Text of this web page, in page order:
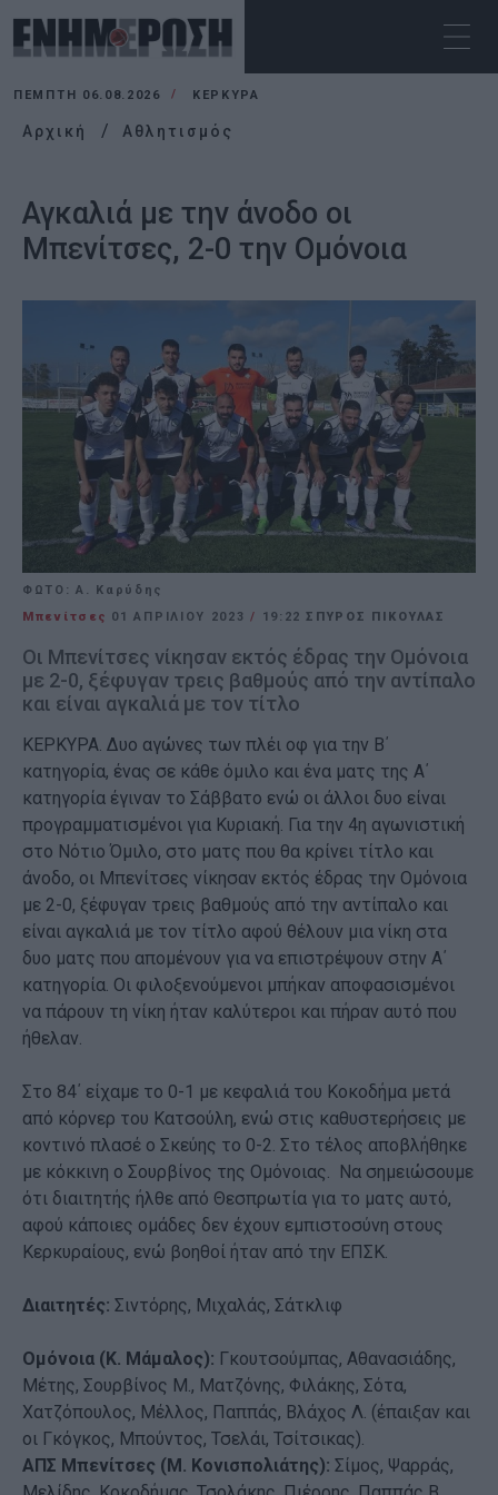
ΠΈΜΠΤΗ 06.08.2026 ΚΕΡΚΥΡΑ
Αρχική Αθλητισμός
Αγκαλιά με την άνοδο οι
Μπενίτσες, 2-0 την Ομόνοια
ΦΩΤΟ: Α. Καρύδης
Μπενίτσες 01 ΑΠΡΙΛΊΟΥ 2023/ 19:22 ΣΠΥΡΟΣ ΠΙΚΟΥΛΑΣ
Οι Μπενίτσες νίκησαν εκτός έδρας την Ομόνοια
με 2-0, ξέφυγαν τρεις βαθμούς από την αντίπαλο
και είναι αγκαλιά με τον τίτλο
ΚΕΡΚΥΡΑ. Δυο αγώνες των πλέι οφ για την Β΄
κατηγορία, ένας σε κάθε όμιλο και ένα ματς της Α΄
κατηγορία έγιναν το Σάββατο ενώ οι άλλοι δυο είναι
προγραμματισμένοι για Κυριακή. Για την 4η αγωνιστική
στο Νότιο Όμιλο, στο ματς που θα κρίνει τίτλο και
άνοδο, οι Μπενίτσες νίκησαν εκτός έδρας την Ομόνοια
με 2-0, ξέφυγαν τρεις βαθμούς από την αντίπαλο και
είναι αγκαλιά με τον τίτλο αφού θέλουν μια νίκη στα
δυο ματς που απομένουν για να επιστρέψουν στην Α΄
κατηγορία. Οι φιλοξενούμενοι μπήκαν αποφασισμένοι
να πάρουν τη νίκη ήταν καλύτεροι και πήραν αυτό που
ήθελαν.
Στο 84΄ είχαμε το 0-1 με κεφαλιά του Κοκοδήμα μετά
από κόρνερ του Κατσούλη, ενώ στις καθυστερήσεις με
κοντινό πλασέ ο Σκεύης το 0-2. Στο τέλος αποβλήθηκε
με κόκκινη ο Σουρβίνος της Ομόνοιας. Να σημειώσουμε
ότι διαιτητής ήλθε από Θεσπρωτία για το ματς αυτό,
αφού κάποιες ομάδες δεν έχουν εμπιστοσύνη στους
Κερκυραίους, ενώ βοηθοί ήταν από την ΕΠΣΚ.
Διαιτητές: Σιντόρης, Μιχαλάς, Σάτκλιφ
Ομόνοια (Κ. Μάμαλος): Γκουτσούμπας, Αθανασιάδης,
Μέτης, Σουρβίνος Μ., Ματζόνης, Φιλάκης, Σότα,
Χατζόπουλος, Μέλλος, Παππάς, Βλάχος Λ. (έπαιξαν και
οι Γκόγκος, Μπούντος, Τσελάι, Τσίτσικας).
ΑΠΣ Μπενίτσες (Μ. Κονισπολιάτης): Σίμος, Ψαρράς,